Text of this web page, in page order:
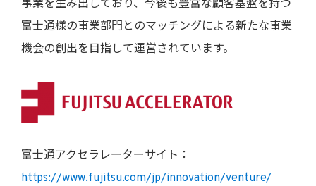
事業を生み出しており、今後も豊富な顧客基盤を持つ
富士通様の事業部門とのマッチングによる新たな事業
機会の創出を目指して運営されています。
富士通アクセラレーターサイト：
https://www.fujitsu.com/jp/innovation/venture/